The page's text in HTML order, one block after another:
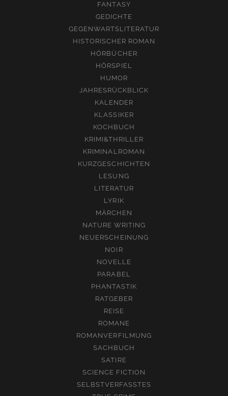
FANTASY
GEDICHTE
GEGENWARTSLITERATUR
HISTORISCHER ROMAN
HÖRBÜCHER
HÖRSPIEL
HUMOR
JAHRESRÜCKBLICK
KALENDER
KLASSIKER
KOCHBUCH
KRIMI&THRILLER
KRIMINALROMAN
KURZGESCHICHTEN
LESUNG
LITERATUR
LYRIK
MÄRCHEN
NATURE WRITING
NEUERSCHEINUNG
NOIR
NOVELLE
PARABEL
PHANTASTIK
RATGEBER
REISE
ROMANE
ROMANVERFILMUNG
SACHBUCH
SATIRE
SCIENCE FICTION
SELBSTVERFASSTES